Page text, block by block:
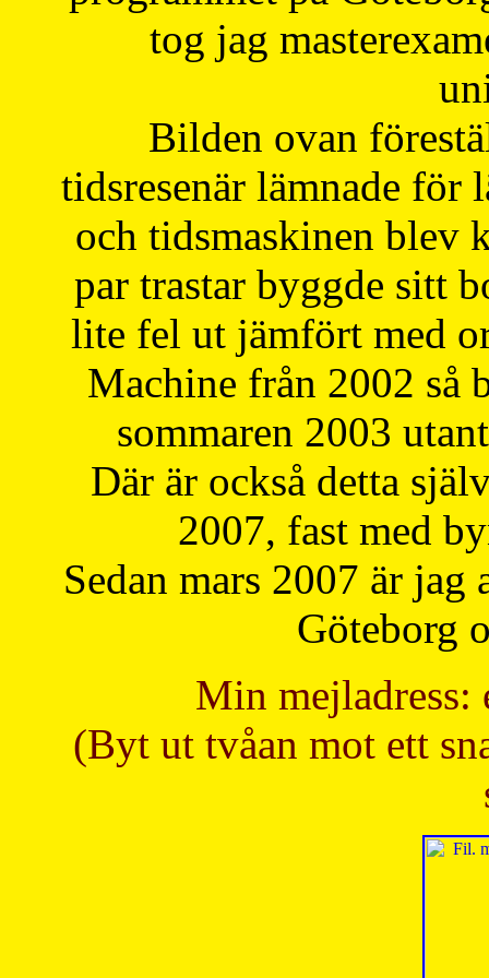
tog jag
Bilden ovan
tidsresenär lämnade för
och tidsmaskinen blev
par trastar byggde sitt
lite fel ut jämfört med
Machine från 2002 så
sommaren 2003
Där är också detta
2007, fast med
Sedan mars 2007 är
Göteborg
Min mejladress:
(Byt ut tvåan mot ett